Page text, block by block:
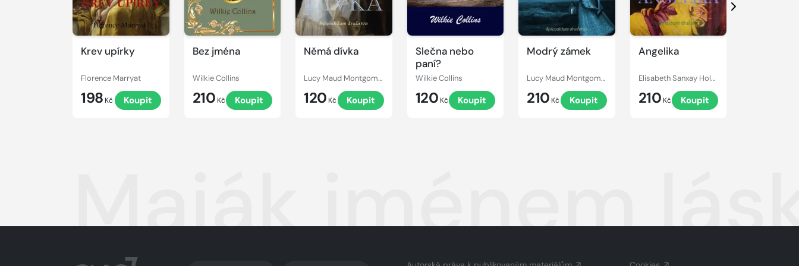
Krev upírky
Florence Marryat
198 Kč Koupit
Bez jména
Wilkie Collins
210 Kč Koupit
Němá dívka
Lucy Maud Montgomery
120 Kč Koupit
Slečna nebo
paní?
Wilkie Collins
120 Kč Koupit
Modrý zámek
Lucy Maud Montgomery
210 Kč Koupit
Angelika
Elisabeth Sanxay Holding
210 Kč Koupit
Další
Maják jménem